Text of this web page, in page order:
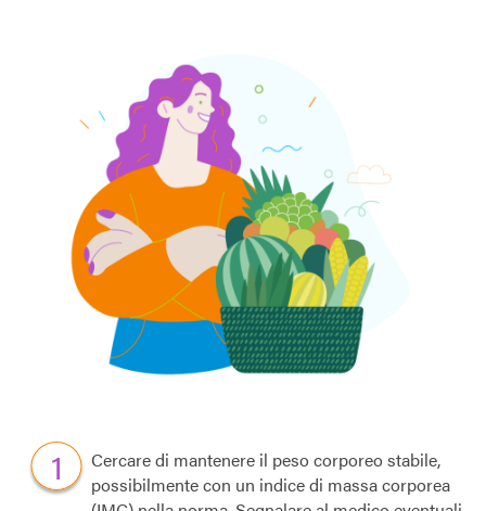
Cercare di mantenere il peso corporeo stabile,
possibilmente con un indice di massa corporea